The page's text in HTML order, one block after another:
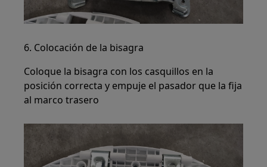
6. Colocación de la bisagra
Coloque la bisagra con los casquillos en la
posición correcta y empuje el pasador que la fija
al marco trasero